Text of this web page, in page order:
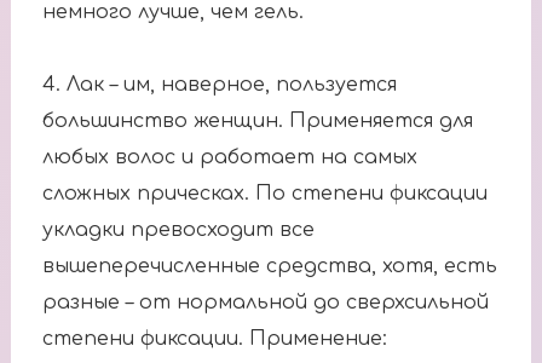
немного лучше, чем гель.
4. Лак – им, наверное, пользуется
большинство женщин. Применяется для
любых волос и работает на самых
сложных прическах. По степени фиксации
укладки превосходит все
вышеперечисленные средства, хотя, есть
разные – от нормальной до сверхсильной
степени фиксации. Применение: